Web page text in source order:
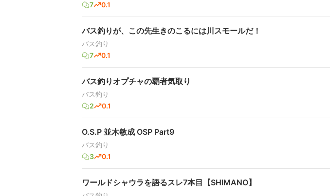
7
0.1
バス釣りが、この先生きのこるには川スモールだ！
バス釣り
7
0.1
バス釣りオプチャの覇者気取り
バス釣り
2
0.1
O.S.P 並木敏成 OSP Part9
バス釣り
3
0.1
ワールドシャウラを語るスレ7本目【SHIMANO】